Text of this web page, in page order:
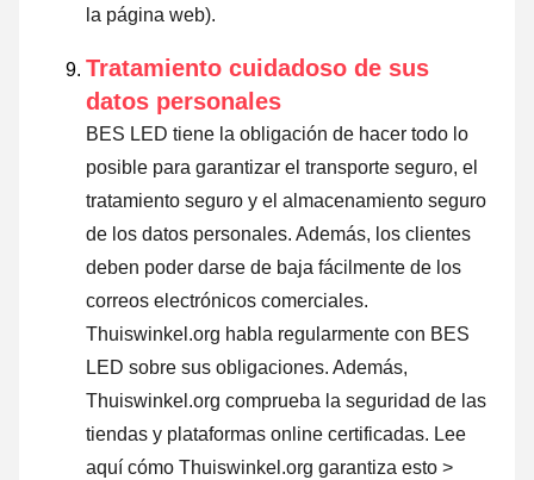
la página web).
Tratamiento cuidadoso de sus
datos personales
BES LED tiene la obligación de hacer todo lo
posible para garantizar el transporte seguro, el
tratamiento seguro y el almacenamiento seguro
de los datos personales. Además, los clientes
deben poder darse de baja fácilmente de los
correos electrónicos comerciales.
Thuiswinkel.org habla regularmente con BES
LED sobre sus obligaciones. Además,
Thuiswinkel.org comprueba la seguridad de las
tiendas y plataformas online certificadas. Lee
aquí cómo Thuiswinkel.org garantiza esto >